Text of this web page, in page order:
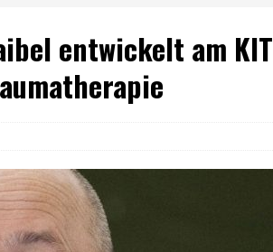
entwickelt am KIT